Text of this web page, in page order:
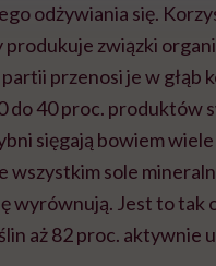
odżywiania się.
związki
przenosi je w głąb
do 40 proc. produktów
sięgają bowiem wiele
wszystkim sole
wyrównują. Jest to tak
aż 82 proc. aktywnie